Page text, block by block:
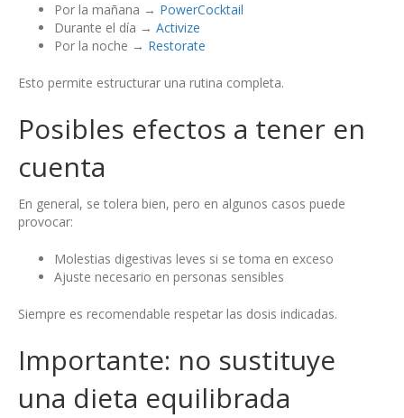
Por la mañana → PowerCocktail
Durante el día → Activize
Por la noche → Restorate
Esto permite estructurar una rutina completa.
Posibles efectos a tener en
cuenta
En general, se tolera bien, pero en algunos casos puede
provocar:
Molestias digestivas leves si se toma en exceso
Ajuste necesario en personas sensibles
Siempre es recomendable respetar las dosis indicadas.
Importante: no sustituye
una dieta equilibrada